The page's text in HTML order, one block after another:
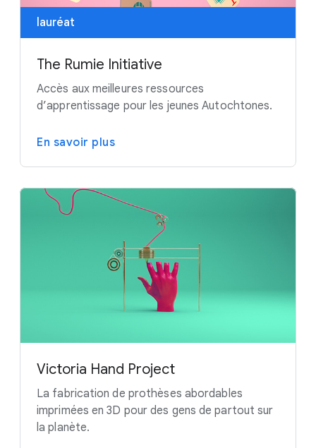
lauréat
The Rumie Initiative
Accès aux meilleures ressources
d’apprentissage pour les jeunes Autochtones.
En savoir plus
Victoria Hand Project
La fabrication de prothèses abordables
imprimées en 3D pour des gens de partout sur
la planète.